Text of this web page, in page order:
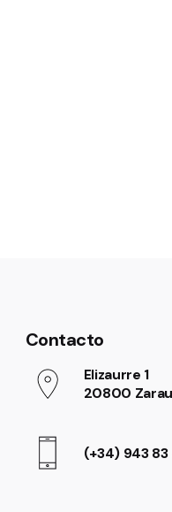
Contacto
Elizaurre 1
20800
(+34) 943 83